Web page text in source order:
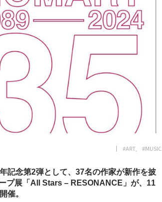
#ART #MUSIC
記念第2弾として、37名の作家が新作を披
プ展「All Stars – RESONANCE」が、11
催。